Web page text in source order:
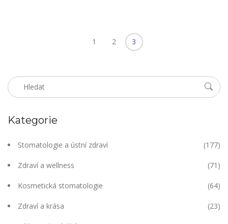
1 2 3
Kategorie
Stomatologie a ústní zdraví (177)
Zdraví a wellness (71)
Kosmetická stomatologie (64)
Zdraví a krása (23)